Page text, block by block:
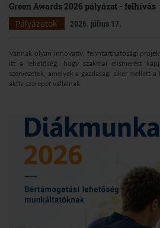
Green Awards 2026 pályázat - felhívás
Pályázatok
2026. július 17.
Vannak olyan innovatív, fenntarthatósági
itt a lehetőség, hogy szakmai elismerést
szervezetek, amelyek a gazdasági siker mellett
aktív szerepet vállalnak.